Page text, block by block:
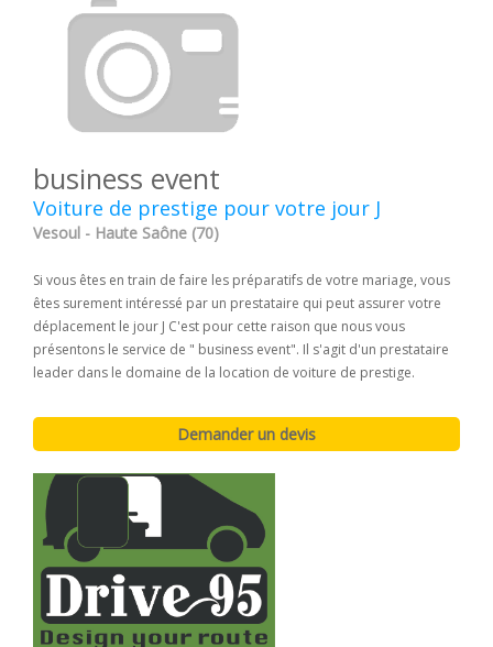
business event
Voiture de prestige pour votre jour J
Vesoul - Haute Saône (70)
Si vous êtes en train de faire les préparatifs de votre mariage, vous
êtes surement intéressé par un prestataire qui peut assurer votre
déplacement le jour J C'est pour cette raison que nous vous
présentons le service de " business event". Il s'agit d'un prestataire
leader dans le domaine de la location de voiture de prestige.